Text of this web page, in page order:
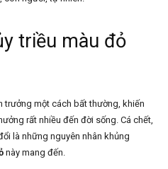
triều màu đỏ
một cách bất thường, khiến
rất nhiều đến đời sống. Cá chết,
là những nguyên nhân khủng
này mang đến.